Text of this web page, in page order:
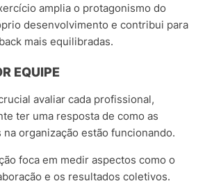
amplia o protagonismo do
desenvolvimento e contribui para
mais equilibradas.
EQUIPE
avaliar cada profissional,
ter uma resposta de como as
organização estão funcionando.
foca em medir aspectos como o
e os resultados coletivos.